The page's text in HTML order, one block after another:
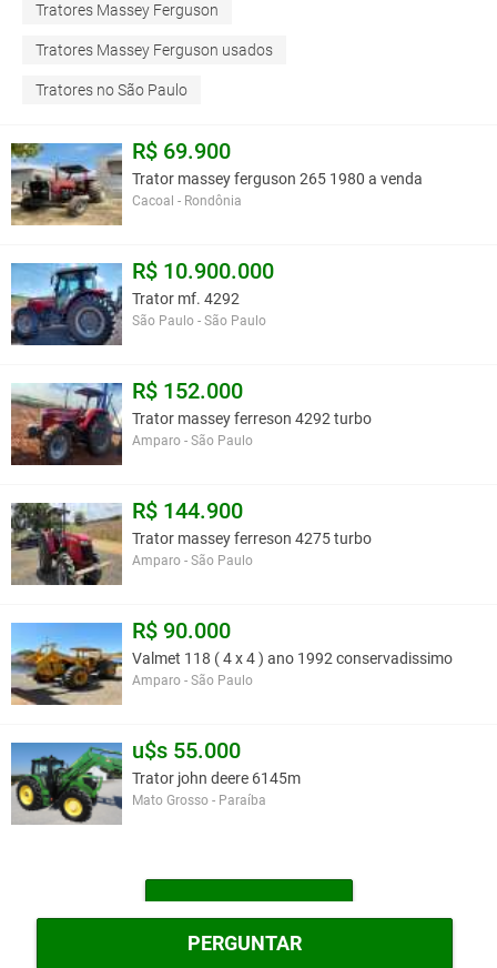
PERGUNTAR
Tratores Massey Ferguson
Tratores Massey Ferguson usados
Tratores no São Paulo
R$ 69.900
Trator massey ferguson 265 1980 a venda
Cacoal - Rondônia
R$ 10.900.000
Trator mf. 4292
São Paulo - São Paulo
R$ 152.000
Trator massey ferreson 4292 turbo
Amparo - São Paulo
R$ 144.900
Trator massey ferreson 4275 turbo
Amparo - São Paulo
R$ 90.000
Valmet 118 ( 4 x 4 ) ano 1992 conservadissimo
Amparo - São Paulo
u$s 55.000
Trator john deere 6145m
Mato Grosso - Paraíba